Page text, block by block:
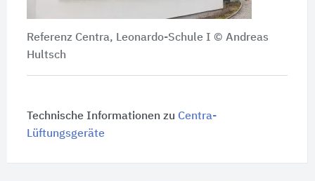
Referenz Centra, Leonardo-Schule I © Andreas
Hultsch
Technische Informationen zu Centra-
Lüftungsgeräte